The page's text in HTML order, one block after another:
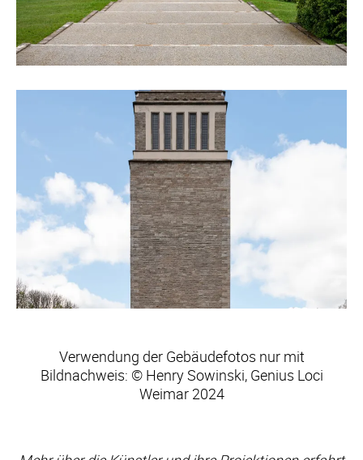
Verwendung der Gebäudefotos nur mit
Bildnachweis: © Henry Sowinski, Genius Loci
Weimar 2024